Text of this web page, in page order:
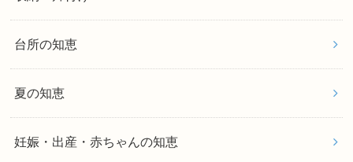
台所の知恵
夏の知恵
妊娠・出産・赤ちゃんの知恵